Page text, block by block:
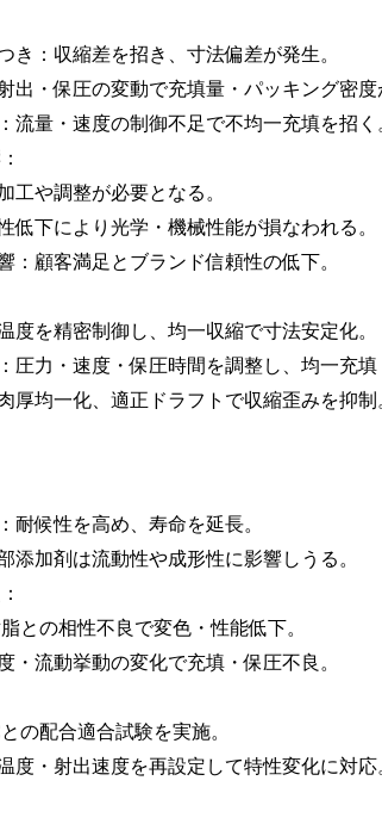
き：収縮差を招き、寸法偏差が発生。
出・保圧の変動で充填量・パッキング密度
流量・速度の制御不足で不均一充填を招く
工や調整が必要となる。
低下により光学・機械性能が損なわれる。
：顧客満足とブランド信頼性の低下。
度を精密制御し、均一収縮で寸法安定化。
圧力・速度・保圧時間を調整し、均一充填
厚均一化、適正ドラフトで収縮歪みを抑制
耐候性を高め、寿命を延長。
添加剤は流動性や成形性に影響しうる。
との相性不良で変色・性能低下。
・流動挙動の変化で充填・保圧不良。
の配合適合試験を実施。
度・射出速度を再設定して特性変化に対応